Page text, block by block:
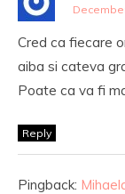
Cred ca fiecare
aiba si cateva
Poate ca va fi
Reply
Pingback: